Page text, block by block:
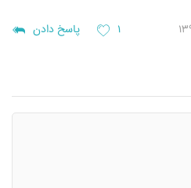
۱ پاسخ دادن